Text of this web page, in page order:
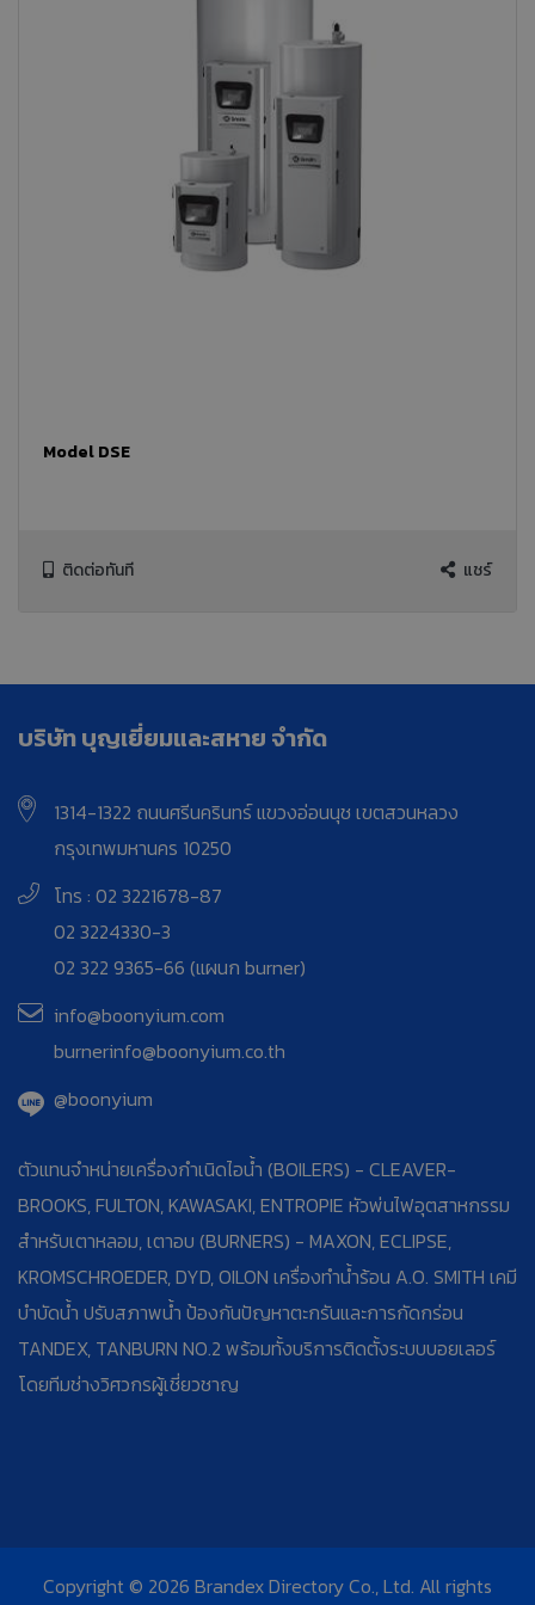
Model DSE
ติดต่อทันที แชร์
บริษัท บุญเยี่ยมและสหาย จำกัด
1314-1322 ถนนศรีนครินทร์ แขวงอ่อนนุช เขตสวนหลวง
กรุงเทพมหานคร 10250
โทร : 02 3221678-87
02 3224330-3
02 322 9365-66 (แผนก burner)
info@boonyium.com
burnerinfo@boonyium.co.th
@boonyium
ตัวแทนจำหน่ายเครื่องกำเนิดไอน้ำ (BOILERS) - CLEAVER-
BROOKS, FULTON, KAWASAKI, ENTROPIE หัวพ่นไฟอุตสาหกรรม
สำหรับเตาหลอม, เตาอบ (BURNERS) - MAXON, ECLIPSE,
KROMSCHROEDER, DYD, OILON เครื่องทำน้ำร้อน A.O. SMITH เคมี
บำบัดน้ำ ปรับสภาพน้ำ ป้องกันปัญหาตะกรันและการกัดกร่อน
TANDEX, TANBURN NO.2 พร้อมทั้งบริการติดตั้งระบบบอยเลอร์
โดยทีมช่างวิศวกรผู้เชี่ยวชาญ
Copyright © 2026 Brandex Directory Co., Ltd. All rights